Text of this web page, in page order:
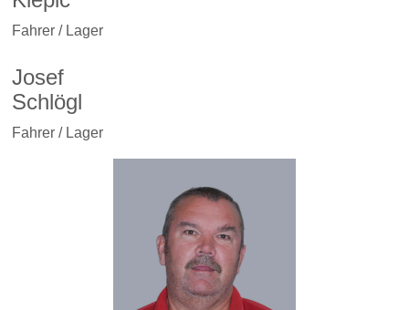
Fahrer / Lager
Josef
Schlögl
Fahrer / Lager